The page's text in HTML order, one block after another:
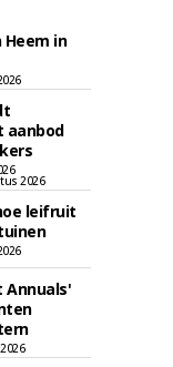
Heem in
aanbod
2026
leifruit
Annuals'